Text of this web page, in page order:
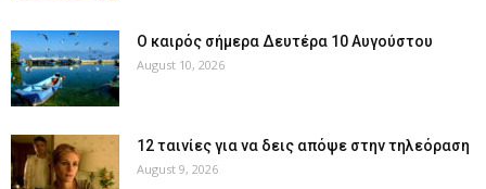
Ο καιρός σήμερα Δευτέρα 10 Αυγούστου
August 10, 2026
12 ταινίες για να δεις απόψε στην τηλεόραση
August 9, 2026